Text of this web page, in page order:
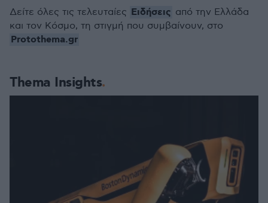
Thema Insights
Δείτε όλες τις τελευταίες Ειδήσεις από την Ελλάδα
και τον Κόσμο, τη στιγμή που συμβαίνουν, στο
Protothema.gr